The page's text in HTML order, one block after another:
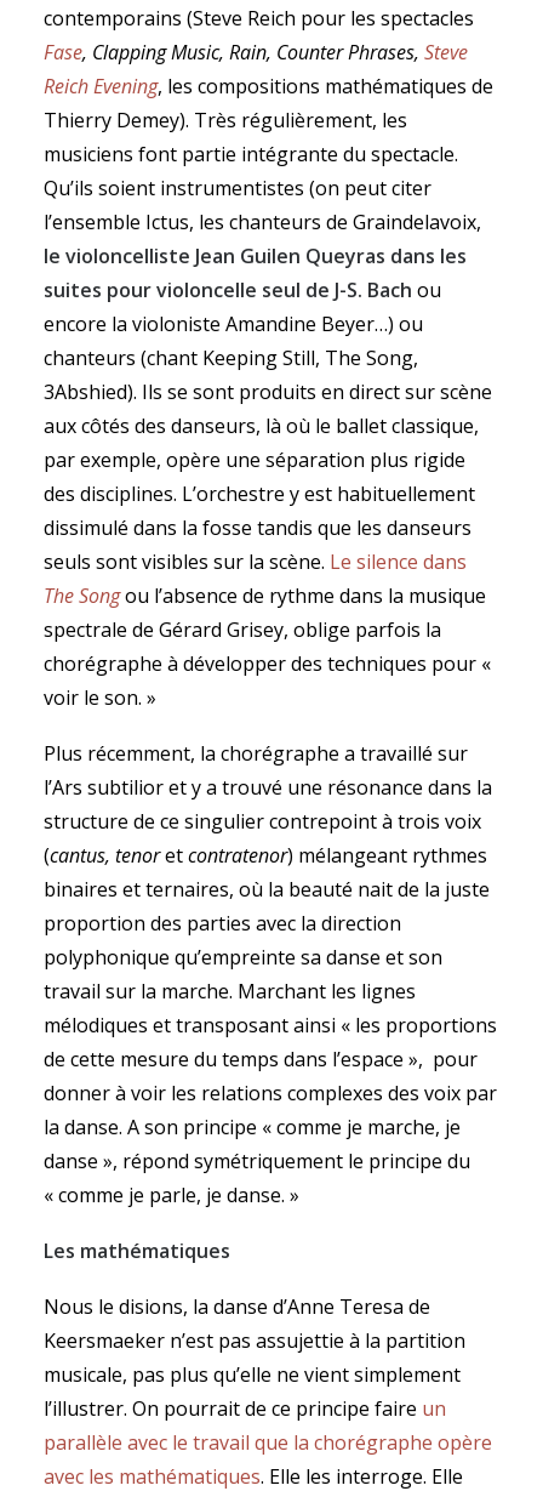
contemporains (Steve Reich pour les spectacles
Fase, Clapping Music, Rain, Counter Phrases, Steve
Reich Evening, les compositions mathématiques de
Thierry Demey). Très régulièrement, les
musiciens font partie intégrante du spectacle.
Qu’ils soient instrumentistes (on peut citer
l’ensemble Ictus, les chanteurs de Graindelavoix,
le violoncelliste Jean Guilen Queyras dans les
suites pour violoncelle seul de J-S. Bach ou
encore la violoniste Amandine Beyer…) ou
chanteurs (chant Keeping Still, The Song,
3Abshied). Ils se sont produits en direct sur scène
aux côtés des danseurs, là où le ballet classique,
par exemple, opère une séparation plus rigide
des disciplines. L’orchestre y est habituellement
dissimulé dans la fosse tandis que les danseurs
seuls sont visibles sur la scène. Le silence dans
The Songou l’absence de rythme dans la musique
spectrale de Gérard Grisey, oblige parfois la
chorégraphe à développer des techniques pour «
voir le son. »
Plus récemment, la chorégraphe a travaillé sur
l’Ars subtilioret y a trouvé une résonance dans la
structure de ce singulier contrepoint à trois voix
(cantus, tenoretcontratenor) mélangeant rythmes
binaires et ternaires, où la beauté nait de la juste
proportion des parties avec la direction
polyphonique qu’empreinte sa danse et son
travail sur la marche. Marchant les lignes
mélodiques et transposant ainsi « les proportions
de cette mesure du temps dans l’espace », pour
donner à voir les relations complexes des voix par
la danse. A son principe « comme je marche, je
danse », répond symétriquement le principe du
« comme je parle, je danse. »
Les mathématiques
Nous le disions, la danse d’Anne Teresa de
Keersmaeker n’est pas assujettie à la partition
musicale, pas plus qu’elle ne vient simplement
l’illustrer. On pourrait de ce principe faire un
parallèle avec le travail que la chorégraphe opère
avec les mathématiques. Elle les interroge. Elle